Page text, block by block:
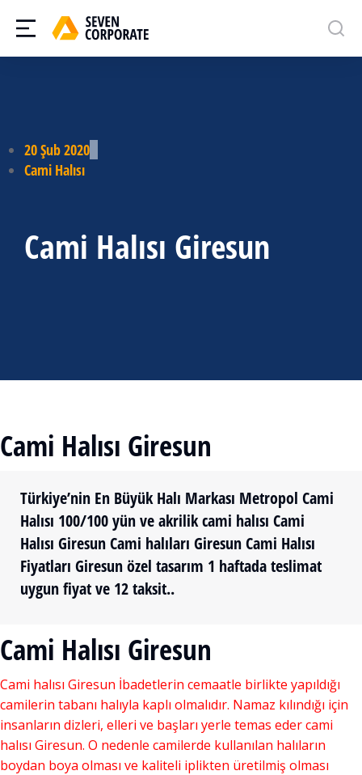
20 Şub 2020
Cami Halısı
Cami Halısı Giresun
Cami Halısı Giresun
Türkiye’nin En Büyük Halı Markası Metropol Cami
Halısı 100/100 yün ve akrilik cami halısı Cami
Halısı Giresun Cami halıları Giresun Cami Halısı
Fiyatları Giresun özel tasarım 1 haftada teslimat
uygun fiyat ve 12 taksit..
Cami Halısı Giresun
Cami halısı Giresun İbadetlerin cemaatle birlikte yapıldığı
camilerin tabanı halıyla kaplı olmalıdır. Namaz kılındığı için
insanların dizleri, elleri ve başları yerle temas eder cami
halısı Giresun. O nedenle camilerde kullanılan halıların
boydan boya olması ve kaliteli iplikten üretilmiş olması